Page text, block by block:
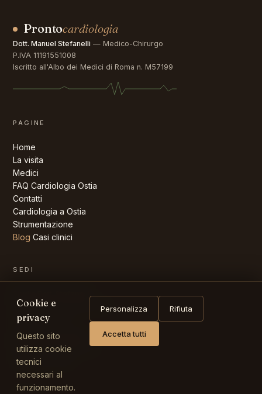
Prontocardiologia
Dott. Manuel Stefanelli — Medico-Chirurgo
P.IVA 11191551008
Iscritto all'Albo dei Medici di Roma n. M57199
PAGINE
Home
La visita
Medici
FAQ Cardiologia Ostia
Contatti
Cardiologia a Ostia
Strumentazione
Blog Casi clinici
SEDI
Via Umberto Giordano, 96
00124 Roma RM
Studio Dott. Miraglia
Viale Giulio Cesare, 47
00192 Roma RM
Cookie e
privacy
Questo sito
utilizza cookie
tecnici
necessari al
funzionamento.
Personalizza Rifiuta
Accetta tutti